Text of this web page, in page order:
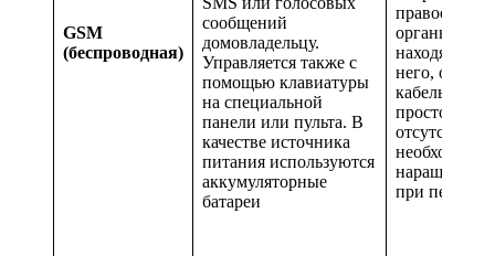
GSM
(беспроводная)
сообщений
домовладельцу.
Управляется также с
помощью клавиатуры
на специальной
панели или пульта. В
качестве источника
питания используются
аккумуляторные
батареи
органы на
находясь
него,
кабельных
простой
отсутствие
при